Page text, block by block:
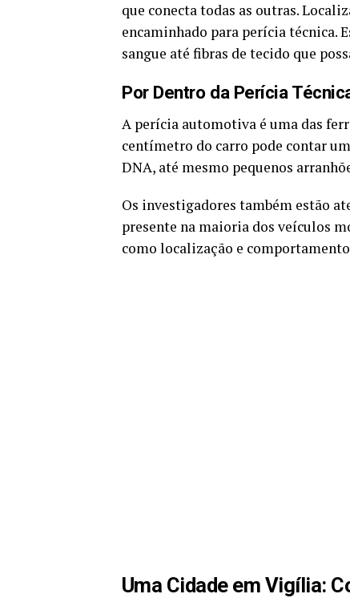
que conecta todas as outras.
encaminhado para perícia técnica.
sangue até fibras de tecido que
Por Dentro da Perícia
A perícia automotiva é uma das
centímetro do carro pode contar
DNA, até mesmo pequenos
Os investigadores também estão
presente na maioria dos veículos
como localização e
Uma Cidade em Vigília: